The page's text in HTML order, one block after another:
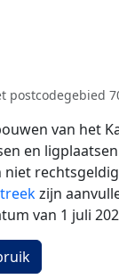
van het
en
zijn
van 1 juli